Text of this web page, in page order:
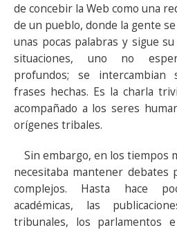
de concebir la Web como una
de un pueblo, donde la gente
unas pocas palabras y sigue
situaciones, uno no
profundos; se intercambian
frases hechas. Es la charla
acompañado a los seres
orígenes tribales.
Sin embargo, en los tiempos
necesitaba mantener debates
complejos. Hasta hace
académicas, las
tribunales, los parlamentos